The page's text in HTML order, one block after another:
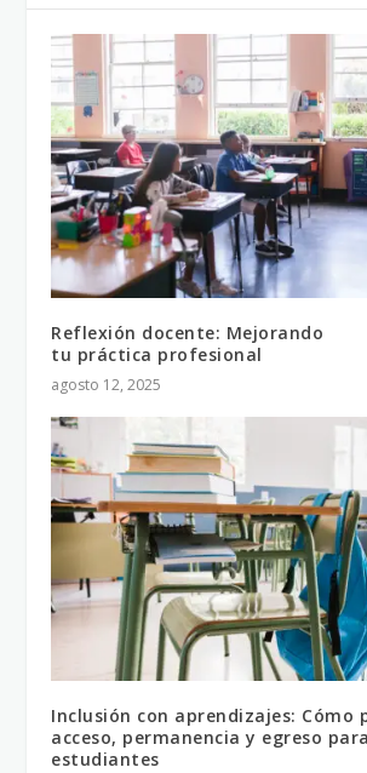
Reflexión docente: Mejorando
tu práctica profesional
agosto 12, 2025
Inclusión con aprendizajes: Cómo
acceso, permanencia y egreso
estudiantes